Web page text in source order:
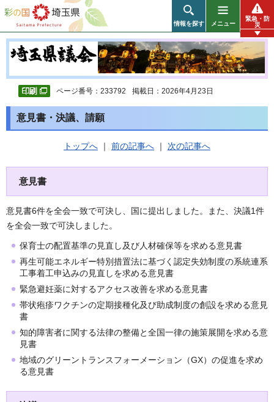
彩の国 埼玉県
情報を探す メニュー
緊急・防
災
ページ番号：233792 掲載日：2026年4月23日
意見書・決議、請願
トップへ ｜ 前の記事へ ｜ 次の記事へ
意見書
意見書6件を全会一致で可決し、国に提出しました。また、決議1件
を全会一致で可決しました。
保育士の配置基準の見直し及び人材確保等を求める意見書
再生可能エネルギー特別措置法に基づく認定失効制度の系統連系
工事着工申込みの見直しを求める意見書
緊急避妊薬に対するアクセス改善を求める意見書
帯状疱疹ワクチンの定期接種化及び助成制度の創設を求める意見
書
知的障害者に関する法律の整備と全国一律の施策展開を求める意
見書
地域のグリーントランスフォーメーション（GX）の促進を求め
る意見書